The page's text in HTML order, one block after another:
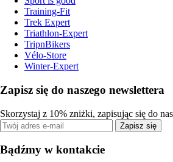
Training-Fit
Trek Expert
Triathlon-Expert
TripnBikers
Vélo-Store
Winter-Expert
Zapisz się do naszego newslettera
Skorzystaj z 10% zniżki, zapisując się do
Zapisz się
Bądźmy w kontakcie